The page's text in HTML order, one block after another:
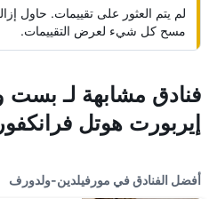
لم يتم العثور على تقييمات. حاول
مسح كل شيء لعرض التقييمات.
فنادق مشابهة لـ
إيربورت هوتل
أفضل الفنادق في مورفيلدين-ولدورف